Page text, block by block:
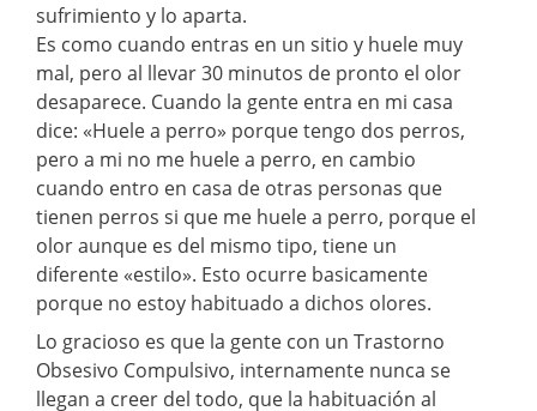
sufrimiento y lo aparta.
Es como cuando entras en un sitio y huele muy
mal, pero al llevar 30 minutos de pronto el olor
desaparece. Cuando la gente entra en mi casa
dice: «Huele a perro» porque tengo dos perros,
pero a mi no me huele a perro, en cambio
cuando entro en casa de otras personas que
tienen perros si que me huele a perro, porque el
olor aunque es del mismo tipo, tiene un
diferente «estilo». Esto ocurre basicamente
porque no estoy habituado a dichos olores.
Lo gracioso es que la gente con un Trastorno
Obsesivo Compulsivo, internamente nunca se
llegan a creer del todo, que la habituación al